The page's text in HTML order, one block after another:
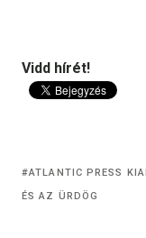
Vidd hírét!
ATLANTIC PRESS
ÉS AZ ÜRDÖG